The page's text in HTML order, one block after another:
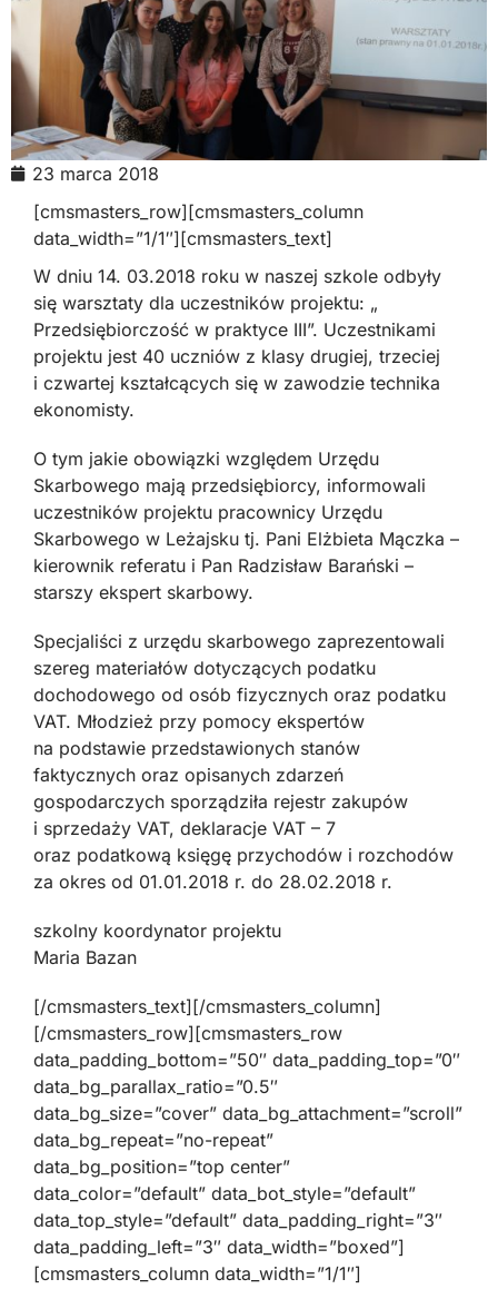
23 marca 2018
[cmsmasters_row][cmsmasters_column
data_width=”1/1″][cmsmasters_text]
W dniu 14. 03.2018 roku w naszej szkole odbyły
się warsztaty dla uczestników projektu: „
Przedsiębiorczość w praktyce III”. Uczestnikami
projektu jest 40 uczniów z klasy drugiej, trzeciej
i czwartej kształcących się w zawodzie technika
ekonomisty.
O tym jakie obowiązki względem Urzędu
Skarbowego mają przedsiębiorcy, informowali
uczestników projektu pracownicy Urzędu
Skarbowego w Leżajsku tj. Pani Elżbieta Mączka –
kierownik referatu i Pan Radzisław Barański –
starszy ekspert skarbowy.
Specjaliści z urzędu skarbowego zaprezentowali
szereg materiałów dotyczących podatku
dochodowego od osób fizycznych oraz podatku
VAT. Młodzież przy pomocy ekspertów
na podstawie przedstawionych stanów
faktycznych oraz opisanych zdarzeń
gospodarczych sporządziła rejestr zakupów
i sprzedaży VAT, deklaracje VAT – 7
oraz podatkową księgę przychodów i rozchodów
za okres od 01.01.2018 r. do 28.02.2018 r.
szkolny koordynator projektu
Maria Bazan
[/cmsmasters_text][/cmsmasters_column]
[/cmsmasters_row][cmsmasters_row
data_padding_bottom=”50″ data_padding_top=”0″
data_bg_parallax_ratio=”0.5″
data_bg_size=”cover” data_bg_attachment=”scroll”
data_bg_repeat=”no-repeat”
data_bg_position=”top center”
data_color=”default” data_bot_style=”default”
data_top_style=”default” data_padding_right=”3″
data_padding_left=”3″ data_width=”boxed”]
[cmsmasters_column data_width=”1/1″]